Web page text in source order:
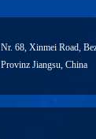
Nr. 68, Xinmei Road,
Provinz Jiangsu, China